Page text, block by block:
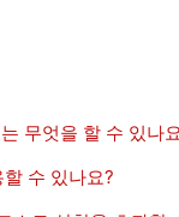
무엇을 할 수 있나
할 수 있나요?